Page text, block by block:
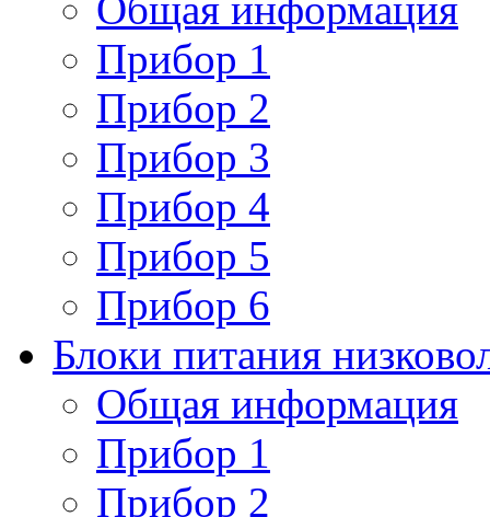
Общая информация
Прибор 1
Прибор 2
Прибор 3
Прибор 4
Прибор 5
Прибор 6
Блоки питания
Общая информация
Прибор 1
Прибор 2